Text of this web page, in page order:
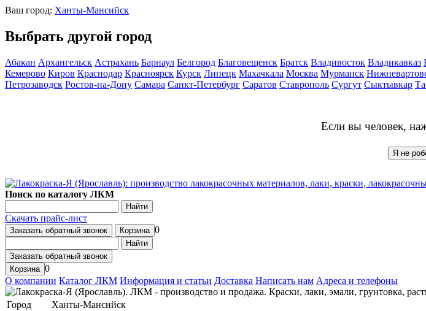
Ваш город: Ханты-Мансийск
Выбрать другой город
Абакан Архангельск Астрахань Барнаул Белгород Благовещенск Братск Владивосток Владикавказ
Кемерово Киров Краснодар Красноярск Курск Липецк Махачкала Москва Мурманск
Петрозаводск Ростов-на-Дону Самара Санкт-Петербург Саратов Ставрополь Сургут Сыктывкар
Если вы человек,
Я не
Поиск по каталогу ЛКМ
Найти
Скачать прайс-лист
Заказать обратный звонок Корзина 0
Найти
Заказать обратный звонок
Корзина 0
О компании Каталог ЛКМ Информация и статьи Доставка Написать нам Адреса и телефоны
Город Ханты-Мансийск